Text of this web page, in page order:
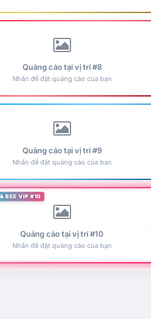
Quảng cáo tại vị trí #8
Nhấn để đặt quảng cáo của bạn
Quảng cáo tại vị trí #9
Nhấn để đặt quảng cáo của bạn
BEE VIP #10
Quảng cáo tại vị trí #10
Nhấn để đặt quảng cáo của bạn